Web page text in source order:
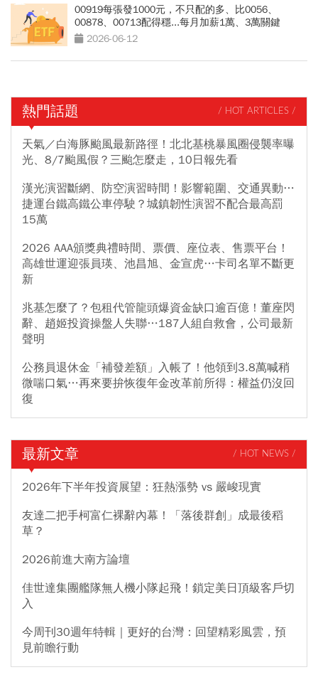
00919每張發1000元，不只配的多、比0056、
00878、00713配得穩...每月加薪1萬、3萬關鍵
2026-06-12
熱門話題 / HOT ARTICLES /
天氣／白海豚颱風最新路徑！北北基桃暴風圈侵襲率曝
光、8/7颱風假？三颱怎麼走，10日報先看
漢光演習斷網、防空演習時間！影響範圍、交通異動…
捷運台鐵高鐵公車停駛？城鎮韌性演習不配合最高罰
15萬
2026 AAA頒獎典禮時間、票價、座位表、售票平台！
高雄世運迎張員瑛、池昌旭、金宣虎…卡司名單不斷更
新
兆基怎麼了？包租代管龍頭爆資金缺口逾百億！董座閃
辭、趙姬投資操盤人失聯…187人組自救會，公司最新
聲明
公務員退休金「補發差額」入帳了！他領到3.8萬喊稍
微喘口氣…再來要拚恢復年金改革前所得：權益仍沒回
復
最新文章 / HOT NEWS /
2026年下半年投資展望：狂熱漲勢 vs 嚴峻現實
友達二把手柯富仁裸辭內幕！「落後群創」成最後稻
草？
2026前進大南方論壇
佳世達集團艦隊無人機小隊起飛！鎖定美日頂級客戶切
入
今周刊30週年特輯｜更好的台灣：回望精彩風雲，預
見前瞻行動